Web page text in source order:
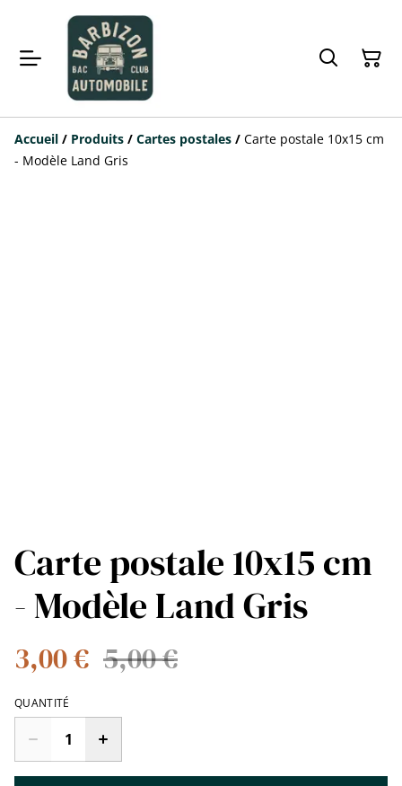
Accueil / Produits / Cartes postales / Carte postale 10x15 cm
- Modèle Land Gris
Carte postale 10x15 cm
- Modèle Land Gris
3,00 € 5,00 €
QUANTITÉ